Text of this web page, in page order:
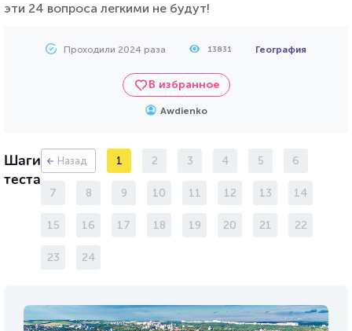
эти 24 вопроса легкими не будут!
Проходили 2024 раза 13831 География
В избранное
Awdienko
Шаги
теста
Назад 1 2 3 4 5 6
7 8 9 10 11 12 13 14
15 16 17 18 19 20 21 22
23 24